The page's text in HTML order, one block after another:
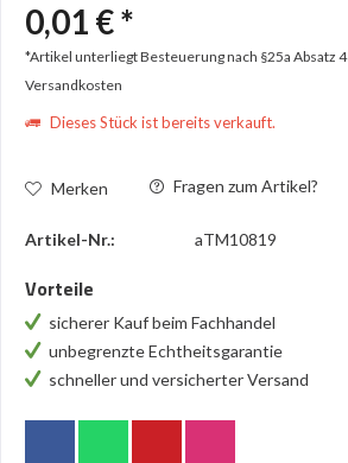
0,01 € *
*Artikel unterliegt Besteuerung nach §25a Absatz 4
Versandkosten
Dieses Stück ist bereits verkauft.
Merken Fragen zum Artikel?
Artikel-Nr.: aTM10819
Vorteile
sicherer Kauf beim Fachhandel
unbegrenzte Echtheitsgarantie
schneller und versicherter Versand